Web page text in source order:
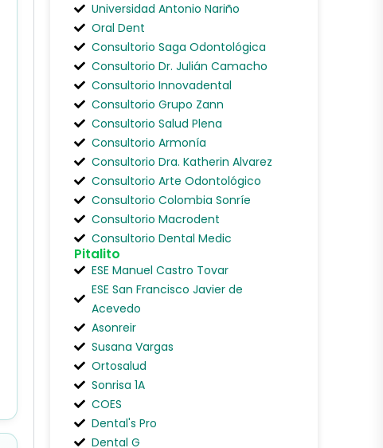
Universidad Antonio Nariño
Oral Dent
Consultorio Saga Odontológica
Consultorio Dr. Julián Camacho
Consultorio Innovadental
Consultorio Grupo Zann
Consultorio Salud Plena
Consultorio Armonía
Consultorio Dra. Katherin Alvarez
Consultorio Arte Odontológico
Consultorio Colombia Sonríe
Consultorio Macrodent
Consultorio Dental Medic
Pitalito
ESE Manuel Castro Tovar
ESE San Francisco Javier de
Acevedo
Asonreir
Susana Vargas
Ortosalud
Sonrisa 1A
COES
Dental's Pro
Dental G